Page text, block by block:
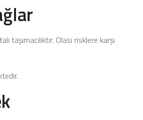
Olası risklere karşı